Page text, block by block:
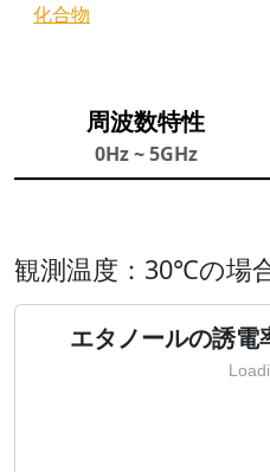
化合物
周波数特性
0Hz ~ 5GHz
観測温度：30℃の場
エタノールの誘